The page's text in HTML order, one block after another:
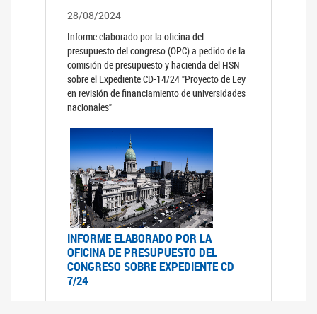
28/08/2024
Informe elaborado por la oficina del
presupuesto del congreso (OPC) a pedido de la
comisión de presupuesto y hacienda del HSN
sobre el Expediente CD-14/24 "Proyecto de Ley
en revisión de financiamiento de universidades
nacionales"
INFORME ELABORADO POR LA
OFICINA DE PRESUPUESTO DEL
CONGRESO SOBRE EXPEDIENTE CD
7/24